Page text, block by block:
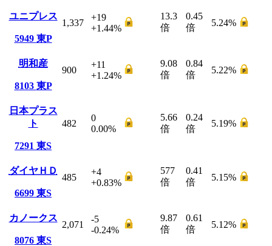
ユニプレス
5949 東P
1,337
+19
+1.44%
13.3
倍
0.45
倍
5.24%
明和産
8103 東P
900
+11
+1.24%
9.08
倍
0.84
倍
5.22%
日本プラス
ト
7291 東S
482
0
0.00%
5.66
倍
0.24
倍
5.19%
ダイヤＨＤ
6699 東S
485
+4
+0.83%
577
倍
0.41
倍
5.15%
カノークス
8076 東S
2,071
-5
-0.24%
9.87
倍
0.61
倍
5.12%